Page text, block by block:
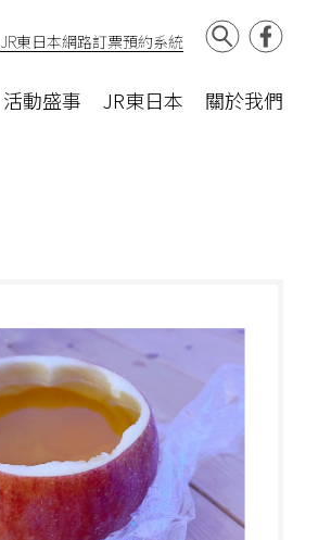
活動盛事 JR東日本 關於我們
JR東日本網路訂票預約系統